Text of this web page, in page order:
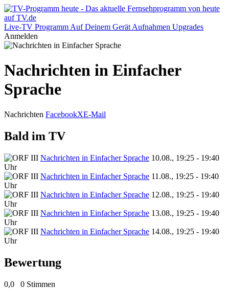
Live-TV Programm Auf Deinem Gerät Aufnahmen Upgrades
Anmelden
Nachrichten in Einfacher
Sprache
Nachrichten FacebookXE-Mail
Bald im TV
Nachrichten in Einfacher Sprache 10.08., 19:25 - 19:40
Uhr
Nachrichten in Einfacher Sprache 11.08., 19:25 - 19:40
Uhr
Nachrichten in Einfacher Sprache 12.08., 19:25 - 19:40
Uhr
Nachrichten in Einfacher Sprache 13.08., 19:25 - 19:40
Uhr
Nachrichten in Einfacher Sprache 14.08., 19:25 - 19:40
Uhr
Bewertung
0,0 0 Stimmen